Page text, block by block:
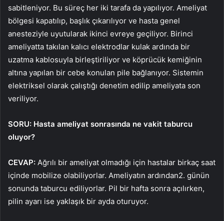
sabitleniyor. Bu süreç her iki tarafa da yapılıyor. Ameliyat
bölgesi kapatılıp, başlık çıkarılıyor ve hasta genel
anesteziyle uyutularak ikinci evreye geçiliyor. Birinci
ameliyatta takılan kalıcı elektrodlar kulak ardında bir
uzatma kablosuyla birleştiriliyor ve köprücük kemiğinin
altına yapılan bir cebe konulan pile bağlanıyor. Sistemin
elektriksel olarak çalıştığı denetim edilip ameliyata son
veriliyor.
SORU: Hasta ameliyat sonrasında ne vakit taburcu
oluyor?
CEVAP: Ağrılı bir ameliyat olmadığı için hastalar birkaç saat
içinde mobilize olabiliyorlar. Ameliyatın ardından2. günün
sonunda taburcu ediliyorlar. Pil bir hafta sonra açılırken,
pilin ayarı ise yaklaşık bir ayda oturuyor.